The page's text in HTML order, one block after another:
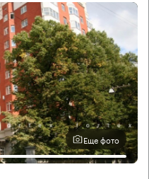
Еще фото